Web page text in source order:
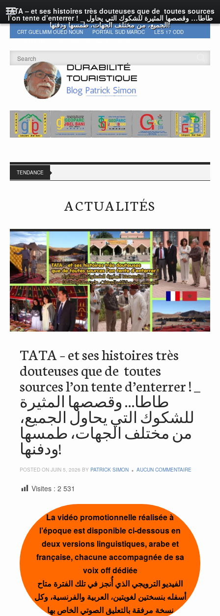
TATA – et ses histoires très douteuses que de toutes sources
l’on tente d’enterrer ! _ طاطا… وقصصها المثيرة للشكوك التي يحاول
الجميع، من مختلف الجهات، طمسها ودفنها!
CRT GUELMIM OUED NOUN PORTAIL SUD MAROC
LES 17 ODD
TENDANCE
ACTUALITÉS
TATA – et ses histoires très
douteuses que de toutes
sources l’on tente d’enterrer ! _
طاطا… وقصصها المثيرة
للشكوك التي يحاول الجميع،
من مختلف الجهات، طمسها
ودفنها!
POSTED ON JUIN 5, 2026 BY PATRICK SIMON AUCUN COMMENTAIRE
Visites : 2 531
La vidéo promotionnelle réalisée à
l’époque est disponible ci-dessous en
deux versions linguistiques, arabe et
française, chacune accompagnée de sa
voix off dédiée
الفيديو الترويجي الذي أُنجز في تلك الفترة متاح
أسفله بنسختين لغويتين، العربية والفرنسية، وكل
نسخة مرفقة بالتعليق الصوتي الخاص بها